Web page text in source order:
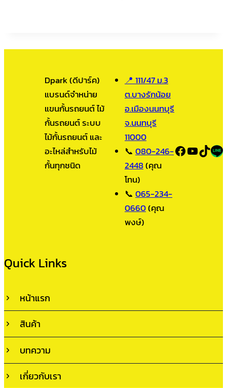
Dpark (ดีปาร์ค)
แบรนด์จำหน่าย
แขนกั้นรถยนต์ ไม้
กั้นรถยนต์ ระบบ
ไม้กั้นรถยนต์ และ
อะไหล่สำหรับไม้
กั้นทุกชนิด
📍 111/47 ม.3
ต.บางรักน้อย
อ.เมืองนนทบุรี
จ.นนทบุรี
11000
📞 080-246-
2448(คุณ
โทน)
📞 065-234-
0660(คุณ
พงษ์)
Facebook
Quick Links
หน้าแรก
สินค้า
บทความ
เกี่ยวกับเรา